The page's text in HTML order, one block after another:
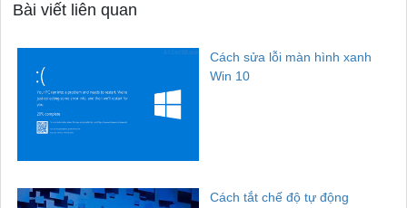
Bài viết liên quan
Cách sửa lỗi màn hình xanh
Win 10
Cách tắt chế độ tự động